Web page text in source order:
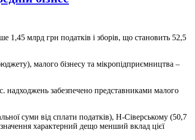
1,45 млрд грн податків і зборів, що становить 52,5
малого бізнесу та мікропідприємництва –
надходжень забезпечено представниками малого
суми від сплати податків), Н‑Сіверському (50,7
характерний дещо менший вклад цієї